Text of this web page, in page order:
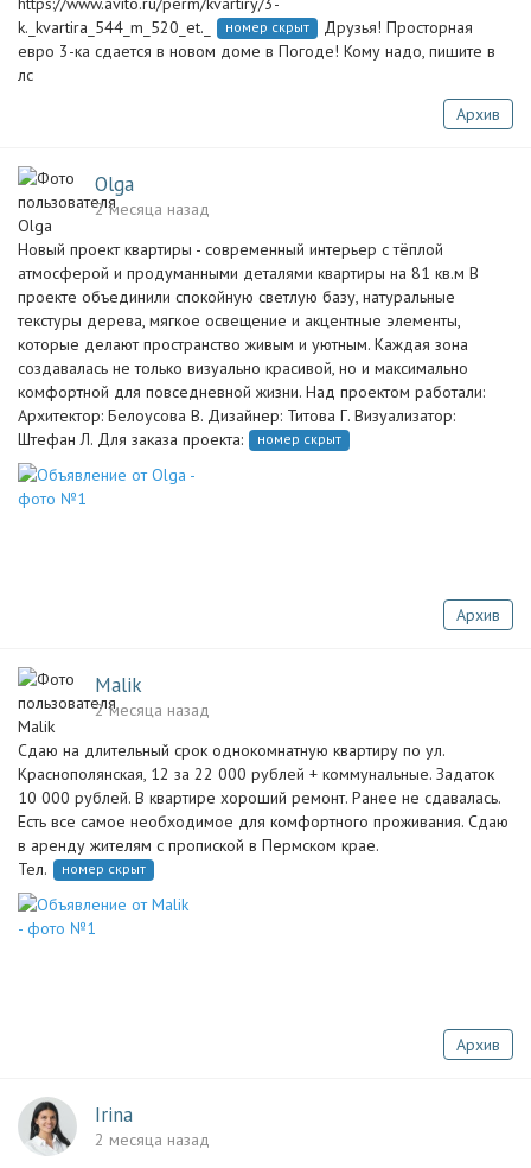
k._kvartira_544_m_520_et._
номер скрыт
Друзья! Просторная
евро 3-ка сдается в новом доме в Погоде! Кому надо, пишите в
лс
Архив
Olga
2 месяца назад
Новый проект квартиры - современный интерьер с тёплой
атмосферой и продуманными деталями квартиры на 81 кв.м В
проекте объединили спокойную светлую базу, натуральные
текстуры дерева, мягкое освещение и акцентные элементы,
которые делают пространство живым и уютным. Каждая зона
создавалась не только визуально красивой, но и максимально
комфортной для повседневной жизни. Над проектом работали:
Архитектор: Белоусова В. Дизайнер: Титова Г. Визуализатор:
Штефан Л. Для заказа проекта:
номер скрыт
Архив
Malik
2 месяца назад
Сдаю на длительный срок однокомнатную квартиру по ул.
Краснополянская, 12 за 22 000 рублей + коммунальные. Задаток
10 000 рублей. В квартире хороший ремонт. Ранее не сдавалась.
Есть все самое необходимое для комфортного проживания. Сдаю
в аренду жителям с пропиской в Пермском крае.
Тел.
номер скрыт
Архив
Irina
2 месяца назад